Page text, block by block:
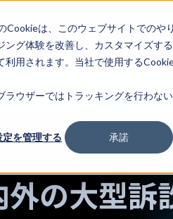
は、このウェブサイトでのや
グ体験を改善し、カスタマイズす
用されます。当社で使用する
ウザーではトラッキングを行わな
を管理する 承諾
企業情
報
IR情報
み
ト
の大型訴